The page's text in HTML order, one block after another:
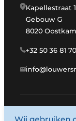
Kapellestraat
Gebouw G
8020
+32 50 36 81 70